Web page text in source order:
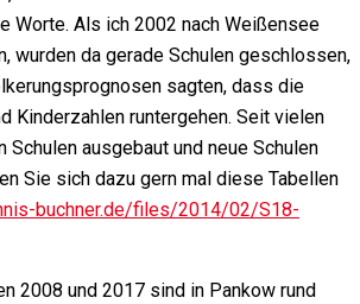
Worte. Als ich 2002 nach Weißensee
wurden da gerade Schulen geschlossen,
sagten, dass die
Kinderzahlen runtergehen. Seit vielen
Schulen ausgebaut und neue Schulen
Sie sich dazu gern mal diese Tabellen
buchner.de/files/2014/02/S18-
2008 und 2017 sind in Pankow rund